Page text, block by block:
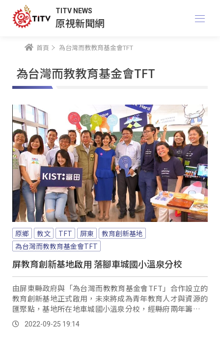
TITV NEWS
原視新聞網
首頁 為台灣而教教育基金會TFT
為台灣而教教育基金會TFT
原鄉 教文 TFT 屏東
教育創新基地
為台灣而教教育基金會TFT
屏教育創新基地啟用 落腳車城國小溫泉分校
由屏東縣政府與「為台灣而教教育基金會TFT」合作設立的
教育創新基地正式啟用，未來將成為青年教育人才與資源的
匯聚點，基地所在地車城國小溫泉分校，經縣府兩年籌備規
劃，修建後成為明亮、溫馨的文化新地標，期待...。
2022-09-25 19:14